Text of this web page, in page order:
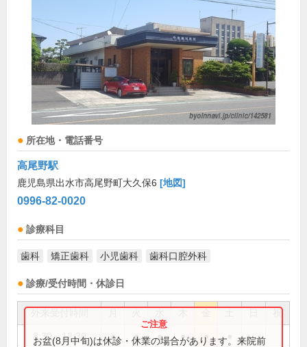
所在地・電話番号
高尾野駅
鹿児島県出水市高尾野町大久保6 [地図]
0996-82-0020
診療科目
歯科 矯正歯科 小児歯科 歯科口腔外科
診療/受付時間・休診日
祝
8:30～12:30 ● ● ● ● ●
お盆(8月中旬)は休診・休業の場合があります。来院前